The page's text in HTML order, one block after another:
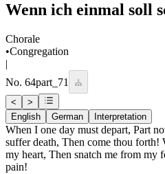
Wenn ich einmal soll
Chorale
•Congregation
|
No. 64part_71
⛪
<
>
English
German Interpretation
When I one day must depart, Part
suffer death, Then come thou forth!
my heart, Then snatch me from my
pain!